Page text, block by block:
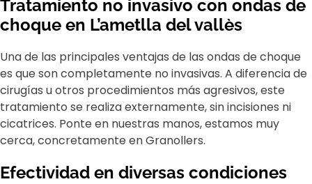
Tratamiento no invasivo con ondas de
choque en L’ametlla del vallès
Una de las principales ventajas de las ondas de choque
es que son completamente no invasivas. A diferencia de
cirugías u otros procedimientos más agresivos, este
tratamiento se realiza externamente, sin incisiones ni
cicatrices. Ponte en nuestras manos, estamos muy
cerca, concretamente en Granollers.
Efectividad en diversas condiciones